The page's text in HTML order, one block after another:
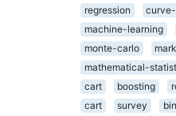
regression
machine-learning
monte-carlo
mathematical-
cart
boosting
cart
survey